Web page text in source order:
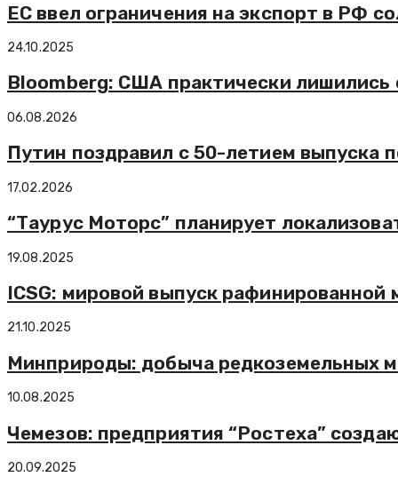
ЕС ввел ограничения на экспорт в РФ
24.10.2025
Bloomberg: США практически лишились
06.08.2026
Путин поздравил с 50-летием выпуска
17.02.2026
“Таурус Моторс” планирует
19.08.2025
ICSG: мировой выпуск
21.10.2025
Минприроды: добыча редкоземельных
10.08.2025
Чемезов: предприятия “Ростеха”
20.09.2025